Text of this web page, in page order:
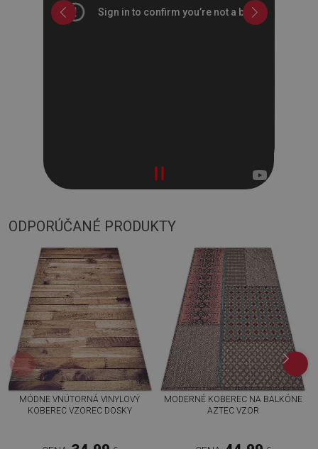
ODPORÚČANÉ PRODUKTY
MÓDNE VNÚTORNÁ VINYLOVÝ
KOBEREC VZOREC DOSKY
MODERNÉ KOBEREC NA BALKÓNE
AZTEC VZOR